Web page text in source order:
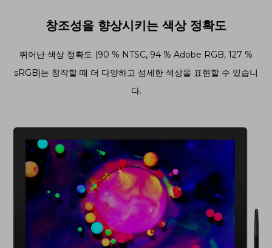
창조성을 향상시키는 색상 정확도
뛰어난 색상 정확도 (90 % NTSC, 94 % Adobe RGB, 127 %
sRGB)는 창작할 때 더 다양하고 섬세한 색상을 표현할 수 있습니
다.